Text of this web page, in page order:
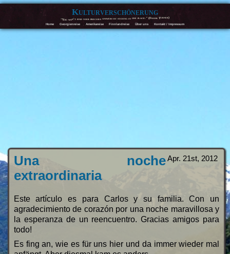
Kulturverschönerung
"You won't find your precious answers by staying in one place." (Frank Turner)
Home Georgienreise Amerikareise Finnlandreise Über uns Kontakt / Impressum
Apr. 21st, 2012
Una noche
extraordinaria
Este artículo es para Carlos y su familia. Con un
agradecimiento de corazón por una noche maravillosa y
la esperanza de un reencuentro. Gracias amigos para
todo!
Es fing an, wie es für uns hier und da immer wieder mal